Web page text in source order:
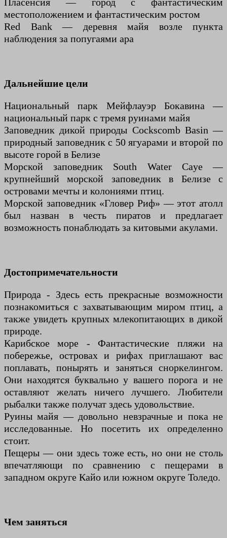
местоположением и фантастическим ростом
Red Bank — деревня майя возле пункта
наблюдения за попугаями ара
Дальнейшие цели
Национальный парк Мейфлауэр Бокавина —
национальный парк с тремя руинами майя
Заповедник дикой природы Cockscomb Basin —
природный заповедник с 50 ягуарами и второй по
высоте горой в Белизе
Морской заповедник South Water Caye —
крупнейший морской заповедник в Белизе с
островами мечты и колониями птиц.
Морской заповедник «Гловер Риф» — этот атолл
был назван в честь пиратов и предлагает
возможность понаблюдать за китовыми акулами.
Достопримечательности
Природа - Здесь есть прекрасные возможности
познакомиться с захватывающим миром птиц, а
также увидеть крупных млекопитающих в дикой
природе.
Карибское море - Фантастические пляжи на
побережье, островах и рифах приглашают вас
поплавать, понырять и заняться сноркелингом.
Они находятся буквально у вашего порога и не
оставляют желать ничего лучшего. Любители
рыбалки также получат здесь удовольствие.
Руины майя — довольно невзрачные и пока не
исследованные. Но посетить их определенно
стоит.
Пещеры — они здесь тоже есть, но они не столь
впечатляющи по сравнению с пещерами в
западном округе Кайо или южном округе Толедо.
Чем заняться